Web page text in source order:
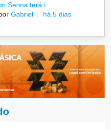
Senna terá i...
Gabriel há 5 dias